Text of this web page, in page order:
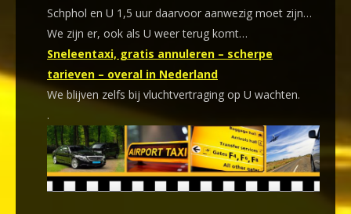
Schphol en U 1,5 uur daarvoor aanwezig moet zijn…
We zijn er, ook als U weer terug komt…
Sneleentaxi, gratis annuleren – scherpe
tarieven – overal in Nederland
We blijven zelfs bij vluchtvertraging op U wachten.
.